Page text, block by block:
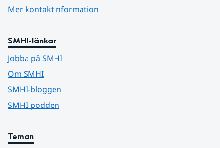
Mer kontaktinformation
SMHI-länkar
Jobba på SMHI
Om SMHI
SMHI-bloggen
SMHI-podden
Teman